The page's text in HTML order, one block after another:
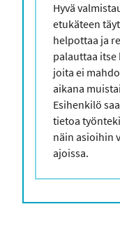
Kommenttisi
Hyvä
etukäteen
helpottaa ja
palauttaa itse
joita ei
aikana
Esihenkilö
tietoa
näin asioihin
ajoissa.